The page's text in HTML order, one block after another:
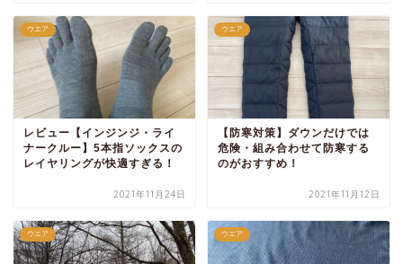
ウエア
レビュー【インジンジ・ライ
ナークルー】5本指ソックスの
レイヤリングが快適すぎる！
2021年11月24日
ウエア
【防寒対策】ダウンだけでは
危険・組み合わせて防寒する
のがおすすめ！
2021年11月12日
ウエア ウエア